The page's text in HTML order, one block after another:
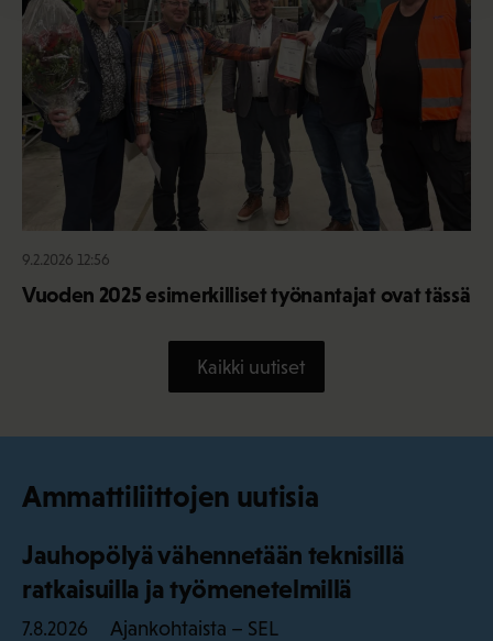
9.2.2026 12:56
Vuoden 2025 esimerkilliset työnantajat ovat tässä
Kaikki uutiset
Ammattiliittojen uutisia
Jauhopölyä vähennetään teknisillä
ratkaisuilla ja työmenetelmillä
7.8.2026 Ajankohtaista – SEL